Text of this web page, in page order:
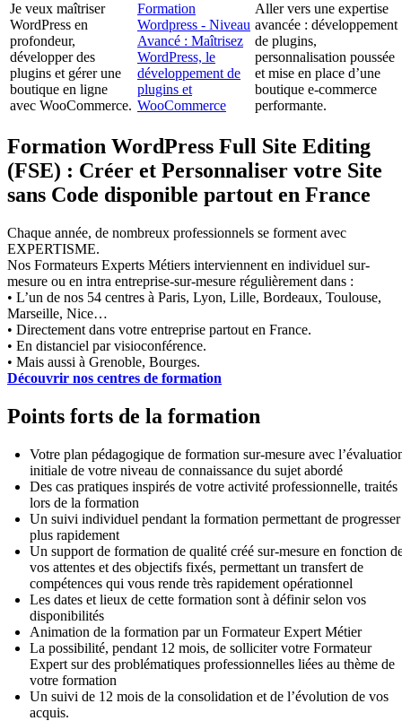
Je veux maîtriser
WordPress en
profondeur,
développer des
plugins et gérer une
boutique en ligne
avec WooCommerce.
Formation
Wordpress - Niveau
Avancé : Maîtrisez
WordPress, le
développement de
plugins et
WooCommerce
Aller vers une expertise
avancée : développement
de plugins,
personnalisation poussée
et mise en place d’une
boutique e-commerce
performante.
Formation WordPress Full Site Editing
(FSE) : Créer et Personnaliser votre Site
sans Code disponible partout en France
Chaque année, de nombreux professionnels se forment avec
EXPERTISME.
Nos Formateurs Experts Métiers interviennent en individuel sur-
mesure ou en intra entreprise-sur-mesure régulièrement dans :
• L’un de nos 54 centres à Paris, Lyon, Lille, Bordeaux, Toulouse,
Marseille, Nice…
• Directement dans votre entreprise partout en France.
• En distanciel par visioconférence.
• Mais aussi à Grenoble, Bourges.
Découvrir nos centres de formation
Points forts de la formation
Votre plan pédagogique de formation sur-mesure avec
initiale de votre niveau de connaissance du sujet abordé
Des cas pratiques inspirés de votre activité professionnelle, traités
lors de la formation
Un suivi individuel pendant la formation permettant de progresser
plus rapidement
Un support de formation de qualité créé sur-mesure en fonction
vos attentes et des objectifs fixés, permettant un transfert de
compétences qui vous rende très rapidement opérationnel
Les dates et lieux de cette formation sont à définir selon vos
disponibilités
Animation de la formation par un Formateur Expert Métier
La possibilité, pendant 12 mois, de solliciter votre Formateur
Expert sur des problématiques professionnelles liées au thème de
votre formation
Un suivi de 12 mois de la consolidation et de l’évolution de vos
acquis.